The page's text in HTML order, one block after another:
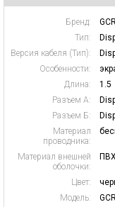
Бренд:
Тип:
Версия кабеля (Тип):
Особенности:
Длина:
1.5
Разъем А:
Разъем Б:
Материал
проводника:
Материал внешней
оболочки:
ПВХ
Цвет:
Модель: